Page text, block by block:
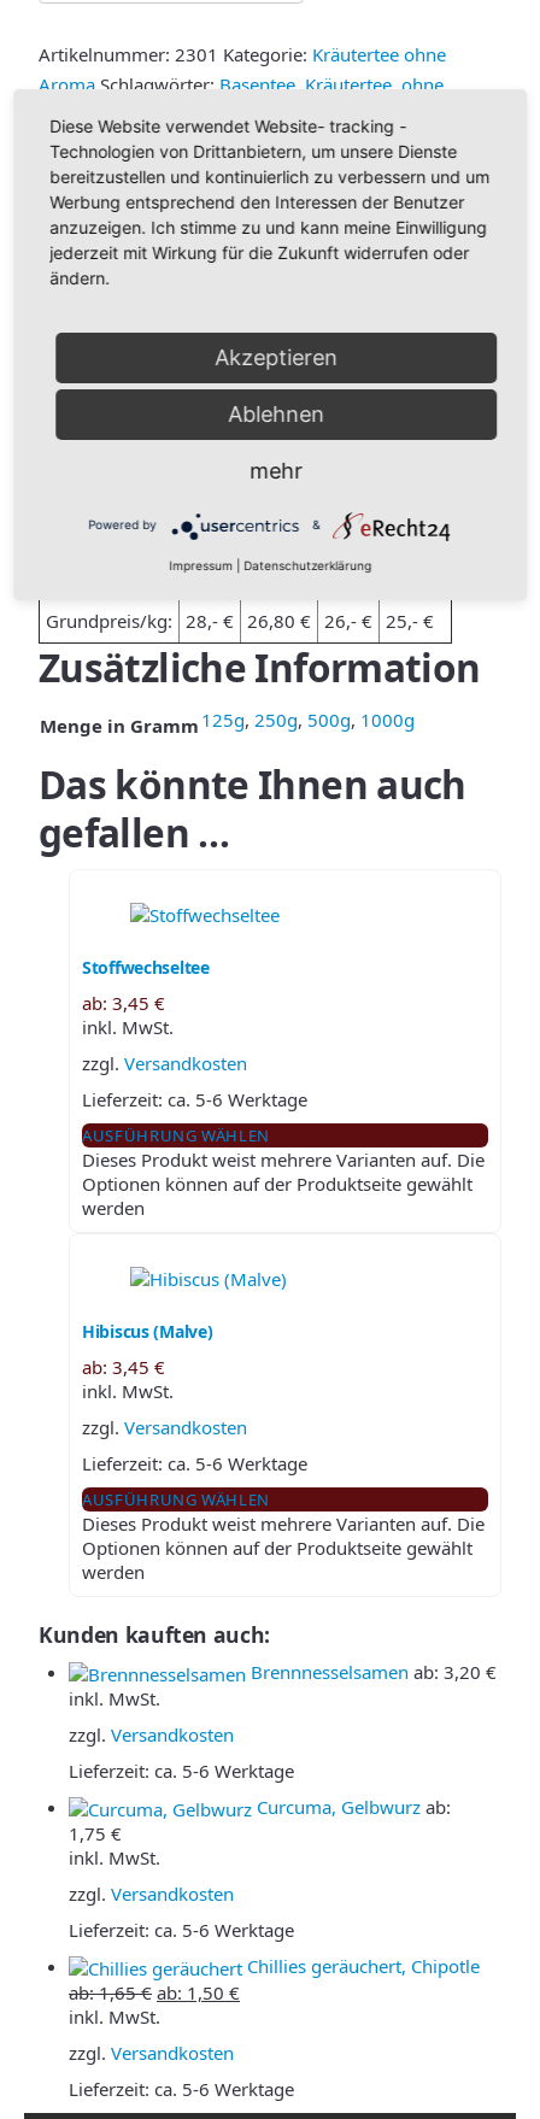
Artikelnummer: 2301 Kategorie: Kräutertee ohne
Aroma Schlagwörter:Basentee,Kräutertee,ohne
Aroma ,Tee
Beschreibung
Zusätzliche Information
Produktsicherheit
Beschreibung
Schwarzkümmel, Rotbuschtee (Massaitee), Karotten,
Himbeerblätter, Maisgriffel
2 gehäufte Teelöffel Kräutertee mit 1/4 Liter kochendem
Wasser übergießen, 10 Minuten zugedeckt ziehen lassen.
So erhalten Sie ein sicheres und bekömmliches
Grundpreis Basentee:
125g 250 g 500 g
Grundpreis/kg: 28,- € 26,80 € 26,- € 25,- €
Zusätzliche Information
Menge in Gramm 125g, 250g, 500g, 1000g
Das könnte Ihnen auch
gefallen …
Stoffwechseltee
ab: 3,45 €
inkl. MwSt.
zzgl. Versandkosten
Lieferzeit: ca. 5-6 Werktage
AUSFÜHRUNG WÄHLEN
Dieses Produkt weist mehrere Varianten auf. Die
Optionen können auf der Produktseite gewählt
werden
Hibiscus (Malve)
ab: 3,45 €
inkl. MwSt.
zzgl. Versandkosten
Lieferzeit: ca. 5-6 Werktage
AUSFÜHRUNG WÄHLEN
Dieses Produkt weist mehrere Varianten auf. Die
Optionen können auf der Produktseite gewählt
werden
Kunden kauften auch:
Brennnesselsamen ab: 3,20 €
inkl. MwSt.
zzgl. Versandkosten
Lieferzeit: ca. 5-6 Werktage
Curcuma, Gelbwurz ab:
1,75 €
inkl. MwSt.
zzgl. Versandkosten
Lieferzeit: ca. 5-6 Werktage
Chillies geräuchert, Chipotle
ab:1,65€ ab: 1,50 €
inkl. MwSt.
zzgl. Versandkosten
Lieferzeit: ca. 5-6 Werktage
Diese Website verwendet Website- tracking -
Technologien von Drittanbietern, um unsere Dienste
bereitzustellen und kontinuierlich zu verbessern und um
Werbung entsprechend den Interessen der Benutzer
anzuzeigen. Ich stimme zu und kann meine Einwilligung
jederzeit mit Wirkung für die Zukunft widerrufen oder
ändern.
Akzeptieren
Ablehnen
mehr
Powered by &
Impressum Datenschutzerklärung